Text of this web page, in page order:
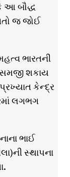
આ બૌદ્ધ
જ જોઈ
ભારતની
સમજી શકાય
કેન્દ્ર
લગભગ
ભાઈ
સ્થાપના